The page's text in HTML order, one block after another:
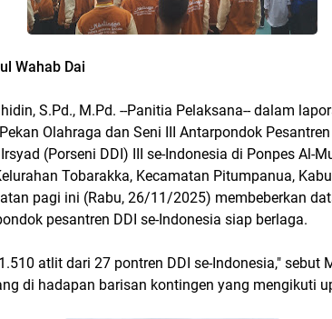
Wahab Dai
S.Pd., M.Pd. --Panitia Pelaksana-- dalam
Olahraga dan Seni III Antarpondok
(Porseni DDI) III se-Indonesia di Ponpes Al-
Tobarakka, Kecamatan Pitumpanua,
pagi ini (Rabu, 26/11/2025) membeberkan
pesantren DDI se-Indonesia siap berlaga.
atlit dari 27 pontren DDI se-Indonesia," sebut
di hadapan barisan kontingen yang mengikuti